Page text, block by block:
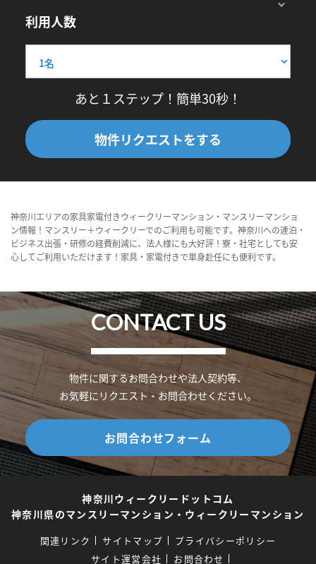
利用人数
あと１ステップ！簡単30秒！
物件リクエストをする
神奈川エリアの家具家電付きウィークリーマンション・マンスリーマンショ
ン情報！マンスリー＋ウィークリーでのご利用も可能です。神奈川への連泊・
ビジネス出張・研修の経費削減に、法人様にも大好評！寮・社宅としても安
心してご利用いただけます！家具・家電付きで単身赴任にも便利です。
CONTACT US
物件に関するお問合わせや法人契約等、
お気軽にリクエスト・お問合わせください。
お問合わせフォーム
神奈川ウィークリードットコム
神奈川県のマンスリーマンション・ウィークリーマンション
関連リンク サイトマップ
プライバシーポリシー
サイト運営会社
お問合わせ